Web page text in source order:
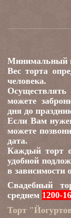
Минимальный
Вес торта
человека.
можете
дня до
Если Вам
можете
дата.
Каждый торт
удобной
в зависимости
Свадебный
среднем 1200-
Торт